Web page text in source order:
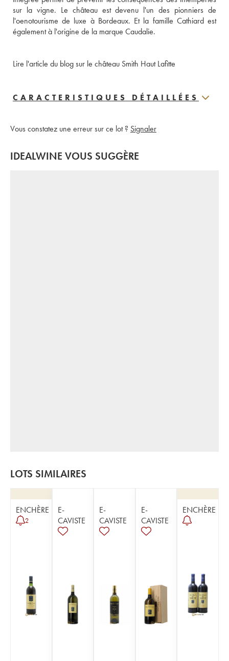
sur la vigne. Le château est devenu l'un des pionniers de
l'oenotourisme de luxe à Bordeaux. Et la famille Cathiard est
également à l'origine de la marque Caudalie.
Lire l'article du blog sur le château Smith Haut Lafitte
CARACTERISTIQUES DÉTAILLÉES
Vous constatez une erreur sur ce lot ? Signaler
IDEALWINE VOUS SUGGÈRE
LOTS SIMILAIRES
ENCHÈRE
2
E-
CAVISTE
E-
CAVISTE
E-
CAVISTE
ENCHÈRE